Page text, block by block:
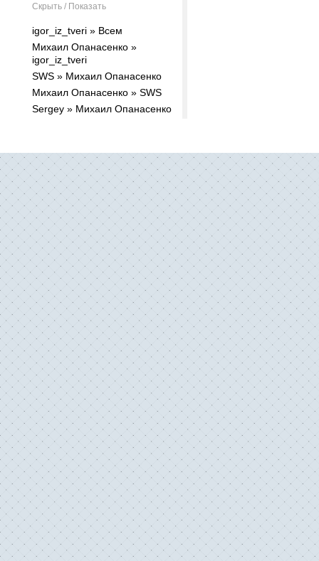
Скрыть / Показать
igor_iz_tveri » Всем
Михаил Опанасенко »
igor_iz_tveri
SWS » Михаил Опанасенко
Михаил Опанасенко » SWS
Sergey » Михаил Опанасенко